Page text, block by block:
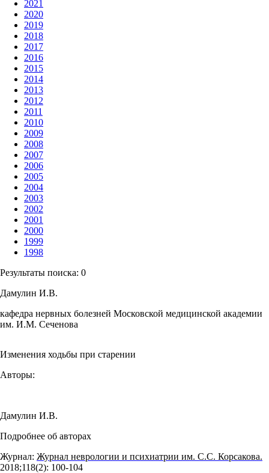
2021
2020
2019
2018
2017
2016
2015
2014
2013
2012
2011
2010
2009
2008
2007
2006
2005
2004
2003
2002
2001
2000
1999
1998
Результаты поиска: 0
Дамулин И.В.
кафедра нервных болезней Московской медицинской академии
им. И.М. Сеченова
Изменения ходьбы при старении
Авторы:
Дамулин И.В.
Подробнее об авторах
Журнал: Журнал неврологии и психиатрии им. С.С. Корсакова.
2018;118(2): 100‑104